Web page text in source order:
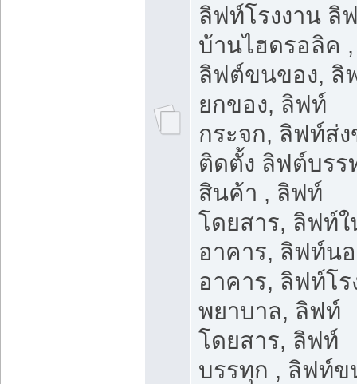
ลิฟท์โรงงาน ลิ
บ้านไฮดรอลิค ,
ลิฟต์ขนของ, ลิ
ยกของ, ลิฟท์
กระจก, ลิฟท์ส่ง
ติดตั้ง ลิฟต์บรร
สินค้า , ลิฟท์
โดยสาร, ลิฟท์ใ
อาคาร, ลิฟท์น
อาคาร, ลิฟท์โร
พยาบาล, ลิฟท์
โดยสาร, ลิฟท์
บรรทุก , ลิฟท์ข